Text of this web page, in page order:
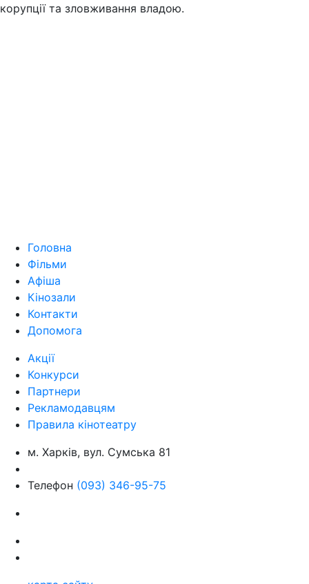
корупції та зловживання владою.
Головна
Фільми
Афіша
Кінозали
Контакти
Допомога
Акції
Конкурси
Партнери
Рекламодавцям
Правила кінотеатру
м. Харків, вул. Сумська 81
Телефон (093) 346-95-75